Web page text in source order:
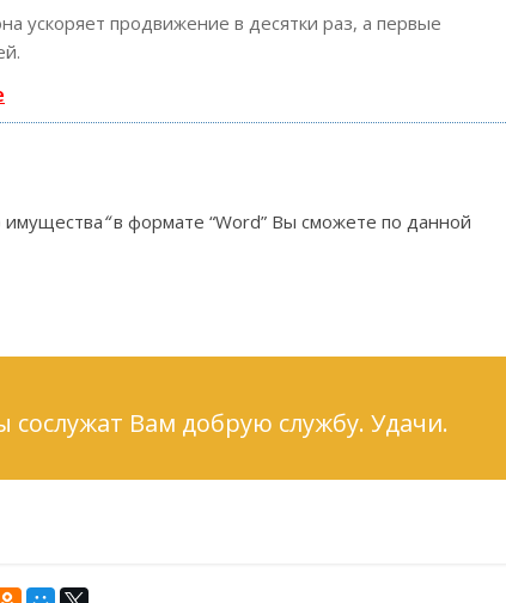
ускоряет продвижение в десятки раз, а первые
имущества“в формате “Word” Вы сможете по данной
Вам добрую службу. Удачи.